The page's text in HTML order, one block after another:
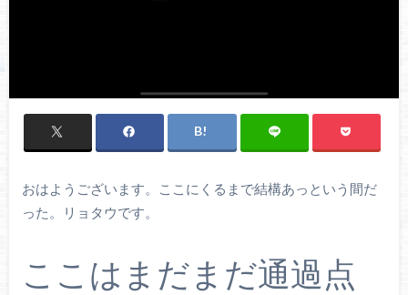
おはようございます。ここにくるまで結構あっという間だ
った。リョタウです。
ここはまだまだ通過点